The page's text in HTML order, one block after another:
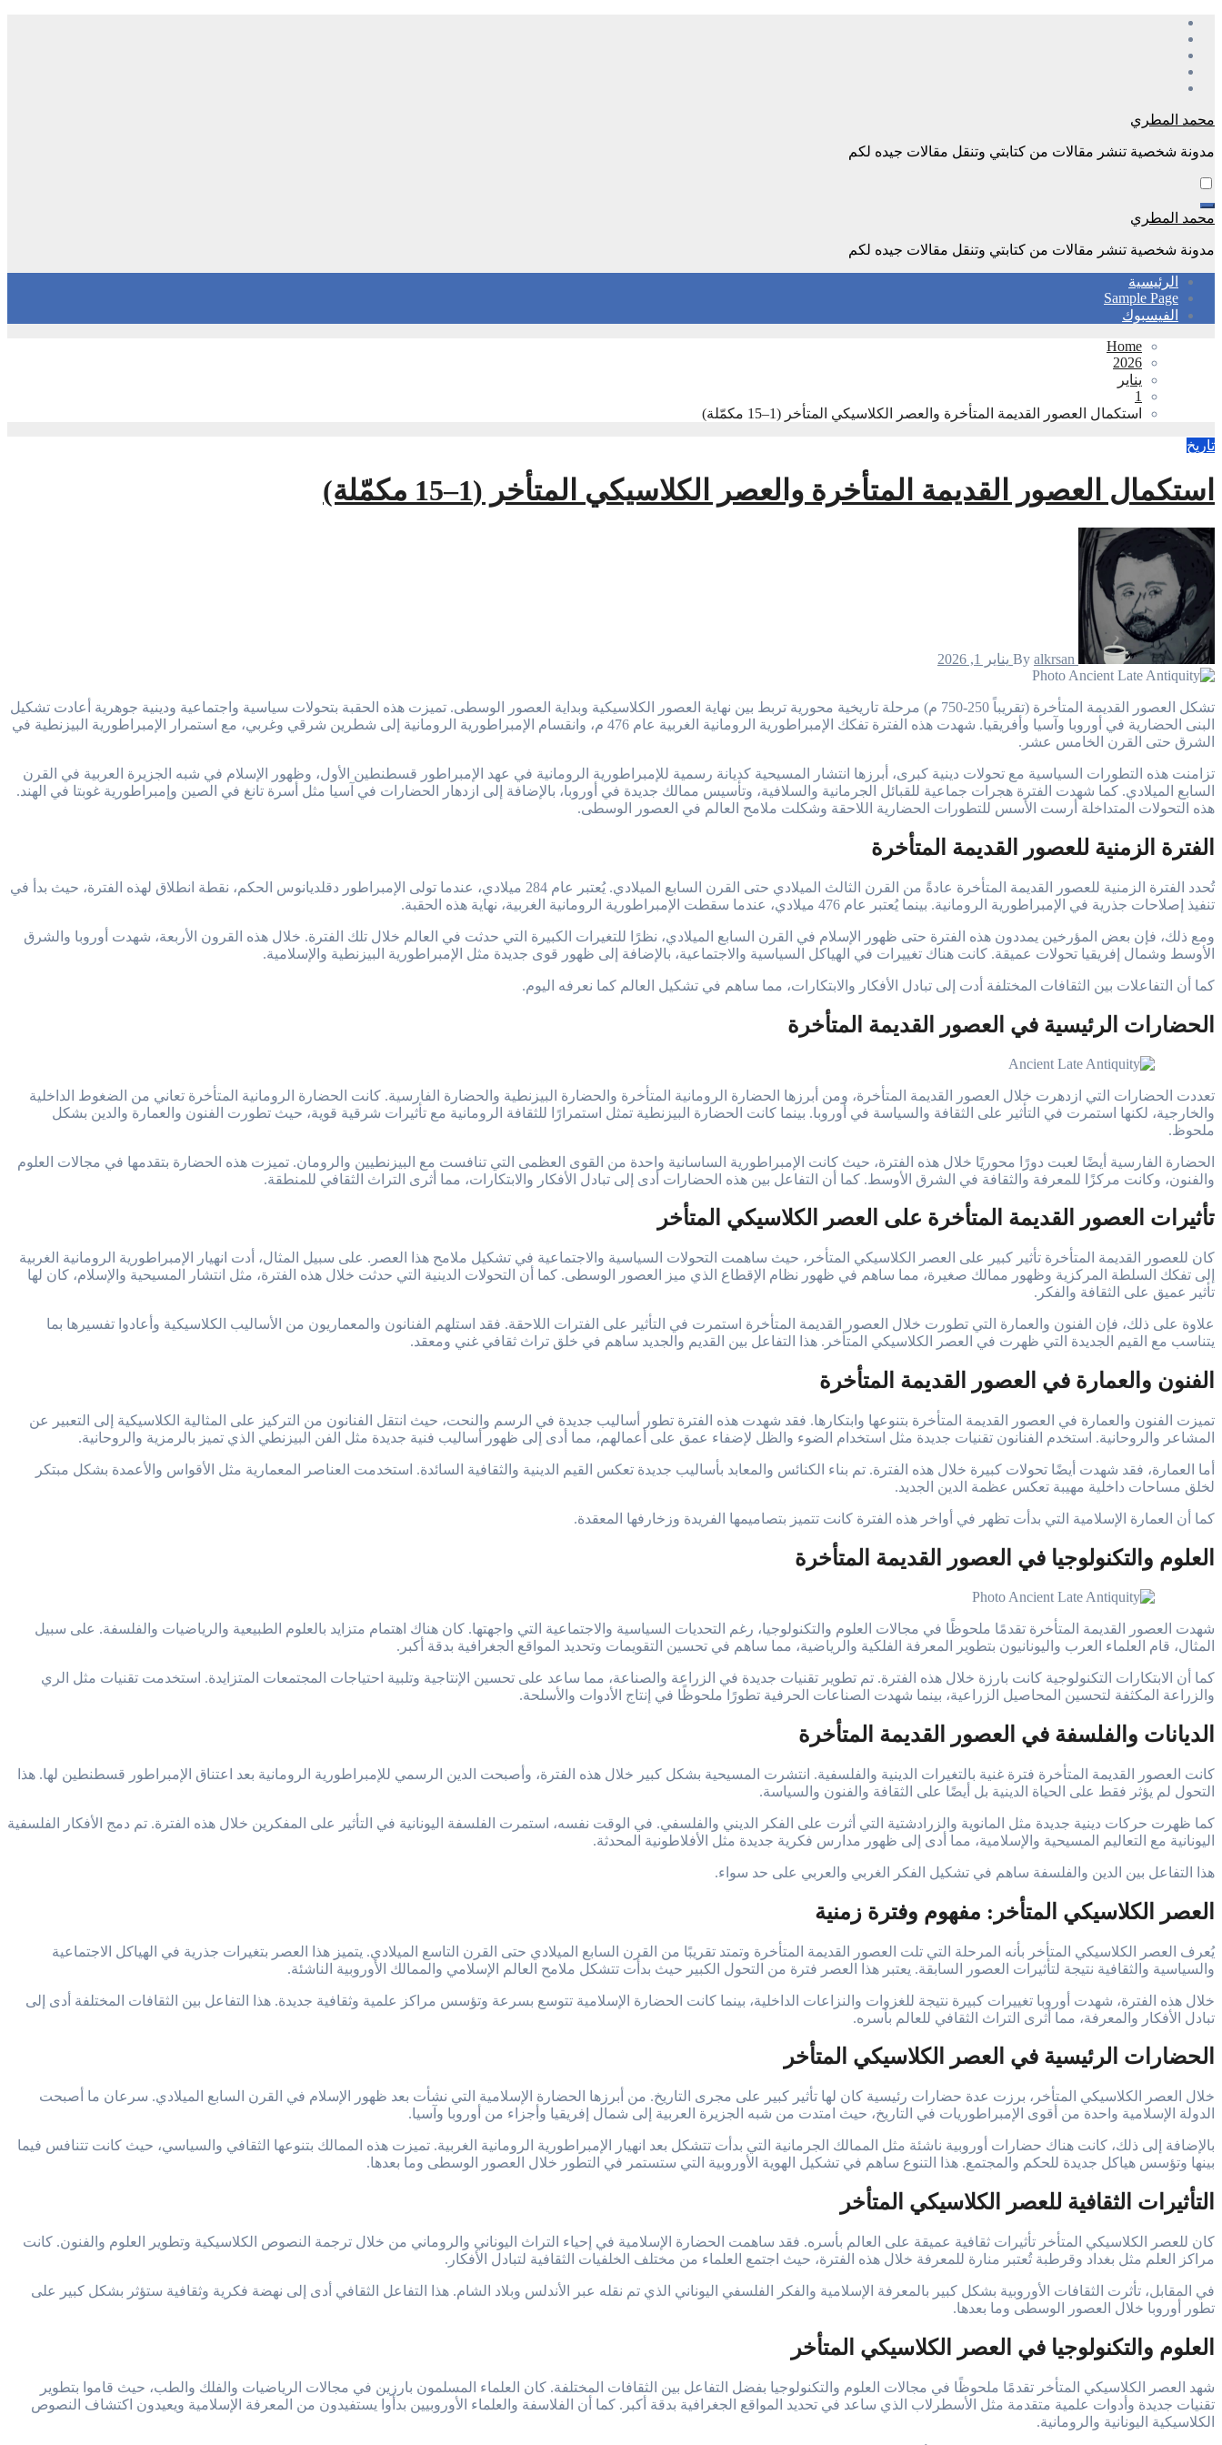
Skip
content
محمد المطري
مدونة شخصية تنشر مقالات من كتابتي وتنقل مقالات جيده لكم
محمد المطري
مدونة شخصية تنشر مقالات من كتابتي وتنقل مقالات جيده لكم
الرئيسية
Sample Page
الفيسبوك
Home
2026
يناير
1
استكمال العصور القديمة المتأخرة والعصر الكلاسيكي المتأخر (1–15 مكمّلة)
تاريخ
استكمال العصور القديمة المتأخرة والعصر الكلاسيكي المتأخر (1–15 مكمّلة)
By alkrsan يناير 1, 2026
تشكل العصور القديمة المتأخرة (تقريباً 250-750 م) مرحلة تاريخية محورية تربط بين نهاية العصور الكلاسيكية وبداية العصور الوسطى. تميزت هذه الحقبة بتحولات سياسية واجتماعية ودينية جوهرية أعادت تشكيل
البنى الحضارية في أوروبا وآسيا وأفريقيا. شهدت هذه الفترة تفكك الإمبراطورية الرومانية الغربية عام 476 م، وانقسام الإمبراطورية الرومانية إلى شطرين شرقي وغربي، مع استمرار الإمبراطورية البيزنطية في
الشرق حتى القرن الخامس عشر.
تزامنت هذه التطورات السياسية مع تحولات دينية كبرى، أبرزها انتشار المسيحية كديانة رسمية للإمبراطورية الرومانية في عهد الإمبراطور قسطنطين الأول، وظهور الإسلام في شبه الجزيرة العربية في القرن
السابع الميلادي. كما شهدت الفترة هجرات جماعية للقبائل الجرمانية والسلافية، وتأسيس ممالك جديدة في أوروبا، بالإضافة إلى ازدهار الحضارات في آسيا مثل أسرة تانغ في الصين وإمبراطورية غوبتا في الهند.
هذه التحولات المتداخلة أرست الأسس للتطورات الحضارية اللاحقة وشكلت ملامح العالم في العصور الوسطى.
الفترة الزمنية للعصور القديمة المتأخرة
تُحدد الفترة الزمنية للعصور القديمة المتأخرة عادةً من القرن الثالث الميلادي حتى القرن السابع الميلادي. يُعتبر عام 284 ميلادي، عندما تولى الإمبراطور دقلديانوس الحكم، نقطة انطلاق لهذه الفترة، حيث بدأ في
تنفيذ إصلاحات جذرية في الإمبراطورية الرومانية. بينما يُعتبر عام 476 ميلادي، عندما سقطت الإمبراطورية الرومانية الغربية، نهاية هذه الحقبة.
ومع ذلك، فإن بعض المؤرخين يمددون هذه الفترة حتى ظهور الإسلام في القرن السابع الميلادي، نظرًا للتغيرات الكبيرة التي حدثت في العالم خلال تلك الفترة. خلال هذه القرون الأربعة، شهدت أوروبا والشرق
الأوسط وشمال إفريقيا تحولات عميقة. كانت هناك تغييرات في الهياكل السياسية والاجتماعية، بالإضافة إلى ظهور قوى جديدة مثل الإمبراطورية البيزنطية والإسلامية.
كما أن التفاعلات بين الثقافات المختلفة أدت إلى تبادل الأفكار والابتكارات، مما ساهم في تشكيل العالم كما نعرفه اليوم.
الحضارات الرئيسية في العصور القديمة المتأخرة
تعددت الحضارات التي ازدهرت خلال العصور القديمة المتأخرة، ومن أبرزها الحضارة الرومانية المتأخرة والحضارة البيزنطية والحضارة الفارسية. كانت الحضارة الرومانية المتأخرة تعاني من الضغوط الداخلية
والخارجية، لكنها استمرت في التأثير على الثقافة والسياسة في أوروبا. بينما كانت الحضارة البيزنطية تمثل استمرارًا للثقافة الرومانية مع تأثيرات شرقية قوية، حيث تطورت الفنون والعمارة والدين بشكل
ملحوظ.
الحضارة الفارسية أيضًا لعبت دورًا محوريًا خلال هذه الفترة، حيث كانت الإمبراطورية الساسانية واحدة من القوى العظمى التي تنافست مع البيزنطيين والرومان. تميزت هذه الحضارة بتقدمها في مجالات العلوم
والفنون، وكانت مركزًا للمعرفة والثقافة في الشرق الأوسط. كما أن التفاعل بين هذه الحضارات أدى إلى تبادل الأفكار والابتكارات، مما أثرى التراث الثقافي للمنطقة.
تأثيرات العصور القديمة المتأخرة على العصر الكلاسيكي المتأخر
كان للعصور القديمة المتأخرة تأثير كبير على العصر الكلاسيكي المتأخر، حيث ساهمت التحولات السياسية والاجتماعية في تشكيل ملامح هذا العصر. على سبيل المثال، أدت انهيار الإمبراطورية الرومانية الغربية
إلى تفكك السلطة المركزية وظهور ممالك صغيرة، مما ساهم في ظهور نظام الإقطاع الذي ميز العصور الوسطى. كما أن التحولات الدينية التي حدثت خلال هذه الفترة، مثل انتشار المسيحية والإسلام، كان لها
تأثير عميق على الثقافة والفكر.
علاوة على ذلك، فإن الفنون والعمارة التي تطورت خلال العصور القديمة المتأخرة استمرت في التأثير على الفترات اللاحقة. فقد استلهم الفنانون والمعماريون من الأساليب الكلاسيكية وأعادوا تفسيرها بما
يتناسب مع القيم الجديدة التي ظهرت في العصر الكلاسيكي المتأخر. هذا التفاعل بين القديم والجديد ساهم في خلق تراث ثقافي غني ومعقد.
الفنون والعمارة في العصور القديمة المتأخرة
تميزت الفنون والعمارة في العصور القديمة المتأخرة بتنوعها وابتكارها. فقد شهدت هذه الفترة تطور أساليب جديدة في الرسم والنحت، حيث انتقل الفنانون من التركيز على المثالية الكلاسيكية إلى التعبير عن
المشاعر والروحانية. استخدم الفنانون تقنيات جديدة مثل استخدام الضوء والظل لإضفاء عمق على أعمالهم، مما أدى إلى ظهور أساليب فنية جديدة مثل الفن البيزنطي الذي تميز بالرمزية والروحانية.
أما العمارة، فقد شهدت أيضًا تحولات كبيرة خلال هذه الفترة. تم بناء الكنائس والمعابد بأساليب جديدة تعكس القيم الدينية والثقافية السائدة. استخدمت العناصر المعمارية مثل الأقواس والأعمدة بشكل مبتكر
لخلق مساحات داخلية مهيبة تعكس عظمة الدين الجديد.
كما أن العمارة الإسلامية التي بدأت تظهر في أواخر هذه الفترة كانت تتميز بتصاميمها الفريدة وزخارفها المعقدة.
العلوم والتكنولوجيا في العصور القديمة المتأخرة
شهدت العصور القديمة المتأخرة تقدمًا ملحوظًا في مجالات العلوم والتكنولوجيا، رغم التحديات السياسية والاجتماعية التي واجهتها. كان هناك اهتمام متزايد بالعلوم الطبيعية والرياضيات والفلسفة. على سبيل
المثال، قام العلماء العرب واليونانيون بتطوير المعرفة الفلكية والرياضية، مما ساهم في تحسين التقويمات وتحديد المواقع الجغرافية بدقة أكبر.
كما أن الابتكارات التكنولوجية كانت بارزة خلال هذه الفترة. تم تطوير تقنيات جديدة في الزراعة والصناعة، مما ساعد على تحسين الإنتاجية وتلبية احتياجات المجتمعات المتزايدة. استخدمت تقنيات مثل الري
والزراعة المكثفة لتحسين المحاصيل الزراعية، بينما شهدت الصناعات الحرفية تطورًا ملحوظًا في إنتاج الأدوات والأسلحة.
الديانات والفلسفة في العصور القديمة المتأخرة
كانت العصور القديمة المتأخرة فترة غنية بالتغيرات الدينية والفلسفية. انتشرت المسيحية بشكل كبير خلال هذه الفترة، وأصبحت الدين الرسمي للإمبراطورية الرومانية بعد اعتناق الإمبراطور قسطنطين لها. هذا
التحول لم يؤثر فقط على الحياة الدينية بل أيضًا على الثقافة والفنون والسياسة.
كما ظهرت حركات دينية جديدة مثل المانوية والزرادشتية التي أثرت على الفكر الديني والفلسفي. في الوقت نفسه، استمرت الفلسفة اليونانية في التأثير على المفكرين خلال هذه الفترة. تم دمج الأفكار الفلسفية
اليونانية مع التعاليم المسيحية والإسلامية، مما أدى إلى ظهور مدارس فكرية جديدة مثل الأفلاطونية المحدثة.
هذا التفاعل بين الدين والفلسفة ساهم في تشكيل الفكر الغربي والعربي على حد سواء.
العصر الكلاسيكي المتأخر: مفهوم وفترة زمنية
يُعرف العصر الكلاسيكي المتأخر بأنه المرحلة التي تلت العصور القديمة المتأخرة وتمتد تقريبًا من القرن السابع الميلادي حتى القرن التاسع الميلادي. يتميز هذا العصر بتغيرات جذرية في الهياكل الاجتماعية
والسياسية والثقافية نتيجة لتأثيرات العصور السابقة. يعتبر هذا العصر فترة من التحول الكبير حيث بدأت تتشكل ملامح العالم الإسلامي والممالك الأوروبية الناشئة.
خلال هذه الفترة، شهدت أوروبا تغييرات كبيرة نتيجة للغزوات والنزاعات الداخلية، بينما كانت الحضارة الإسلامية تتوسع بسرعة وتؤسس مراكز علمية وثقافية جديدة. هذا التفاعل بين الثقافات المختلفة أدى إلى
تبادل الأفكار والمعرفة، مما أثرى التراث الثقافي للعالم بأسره.
الحضارات الرئيسية في العصر الكلاسيكي المتأخر
خلال العصر الكلاسيكي المتأخر، برزت عدة حضارات رئيسية كان لها تأثير كبير على مجرى التاريخ. من أبرزها الحضارة الإسلامية التي نشأت بعد ظهور الإسلام في القرن السابع الميلادي. سرعان ما أصبحت
الدولة الإسلامية واحدة من أقوى الإمبراطوريات في التاريخ، حيث امتدت من شبه الجزيرة العربية إلى شمال إفريقيا وأجزاء من أوروبا وآسيا.
بالإضافة إلى ذلك، كانت هناك حضارات أوروبية ناشئة مثل الممالك الجرمانية التي بدأت تتشكل بعد انهيار الإمبراطورية الرومانية الغربية. تميزت هذه الممالك بتنوعها الثقافي والسياسي، حيث كانت تتنافس فيما
بينها وتؤسس هياكل جديدة للحكم والمجتمع. هذا التنوع ساهم في تشكيل الهوية الأوروبية التي ستستمر في التطور خلال العصور الوسطى وما بعدها.
التأثيرات الثقافية للعصر الكلاسيكي المتأخر
كان للعصر الكلاسيكي المتأخر تأثيرات ثقافية عميقة على العالم بأسره. فقد ساهمت الحضارة الإسلامية في إحياء التراث اليوناني والروماني من خلال ترجمة النصوص الكلاسيكية وتطوير العلوم والفنون. كانت
مراكز العلم مثل بغداد وقرطبة تُعتبر منارة للمعرفة خلال هذه الفترة، حيث اجتمع العلماء من مختلف الخلفيات الثقافية لتبادل الأفكار.
في المقابل، تأثرت الثقافات الأوروبية بشكل كبير بالمعرفة الإسلامية والفكر الفلسفي اليوناني الذي تم نقله عبر الأندلس وبلاد الشام. هذا التفاعل الثقافي أدى إلى نهضة فكرية وثقافية ستؤثر بشكل كبير على
تطور أوروبا خلال العصور الوسطى وما بعدها.
العلوم والتكنولوجيا في العصر الكلاسيكي المتأخر
شهد العصر الكلاسيكي المتأخر تقدمًا ملحوظًا في مجالات العلوم والتكنولوجيا بفضل التفاعل بين الثقافات المختلفة. كان العلماء المسلمون بارزين في مجالات الرياضيات والفلك والطب، حيث قاموا بتطوير
تقنيات جديدة وأدوات علمية متقدمة مثل الأسطرلاب الذي ساعد في تحديد المواقع الجغرافية بدقة أكبر. كما أن الفلاسفة والعلماء الأوروبيين بدأوا يستفيدون من المعرفة الإسلامية ويعيدون اكتشاف النصوص
الكلاسيكية اليونانية والرومانية.